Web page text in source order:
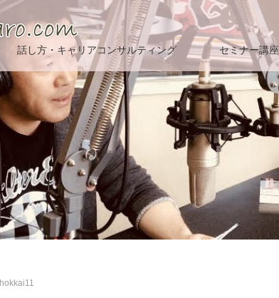
話し方・キャリアコンサルティング セミナー講座
hokkai11